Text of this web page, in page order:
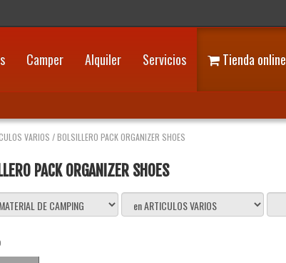
Camper Alquiler Servicios Tienda online
VARIOS /BOLSILLERO PACK ORGANIZER SHOES
PACK ORGANIZER SHOES